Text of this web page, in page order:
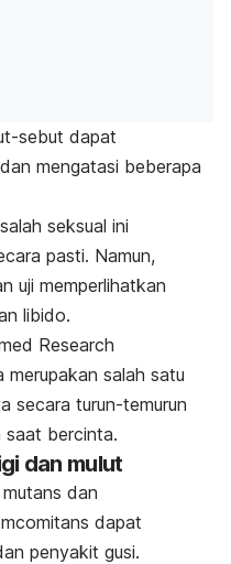
sebut dapat
mengatasi beberapa
seksual ini
pasti. Namun,
uji memperlihatkan
libido.
Research
merupakan salah satu
secara turun-temurun
bercinta.
dan mulut
mutans dan
dapat
penyakit gusi.